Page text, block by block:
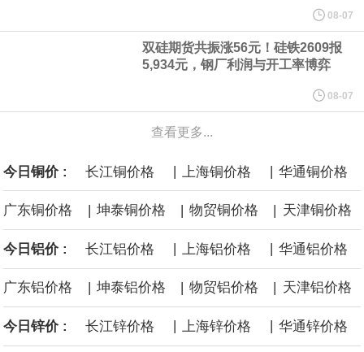
美国国会预算办公室（CBO）于当地时间5日发布报告称，美国海军
计划建造的15艘核动力“特朗普级”（Trump-class）战列舰，从研发
到采购的总费用可能高达2750亿美元，为美国有史以来最昂贵的水
面战舰项目之一。 根据CBO的初步估算，首舰造价约234亿美元，
后续14艘平均每艘约180亿美元。
黄金价格有望录得自今年1月以来最大单周涨幅。油价走弱为金价提
供支撑，同时投资者正等待美国非农就业数据，以寻找美国利率前
景的线索。StoneX高级分析师马特·辛普森表示，中东和平前景改善
令市场通胀预期下降，推动黄金价格从此前持续数周、位于4000美
08-07
双硅期货共振涨56元！硅铁2609报
5,934元，钢厂利润与开工率博弈
08-07
查看更多...
今日铜价 : 长江铜价格 | 上海铜价格 | 华通铜价格
广东铜价格 | 坤泰铜价格 | 物贸铜价格 | 天津铜价格
今日铝价 : 长江铝价格 上海铝价格 华通铝价格
广东铝价格 | 坤泰铝价格 | 物贸铝价格 | 天津铝价格
今日锌价 : 长江锌价格 上海锌价格 华通锌价格